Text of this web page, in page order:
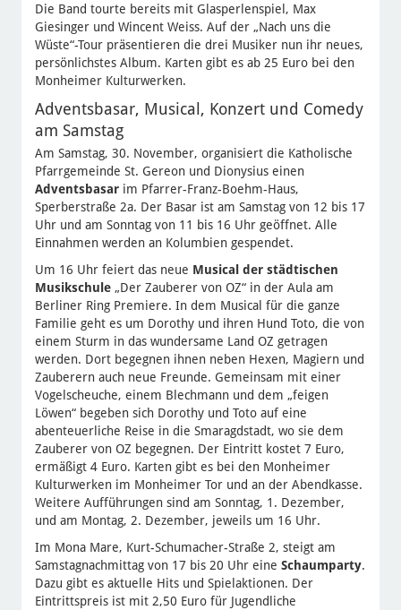
Die Band tourte bereits mit Glasperlenspiel, Max
Giesinger und Wincent Weiss. Auf der „Nach uns die
Wüste“-Tour präsentieren die drei Musiker nun ihr neues,
persönlichstes Album. Karten gibt es ab 25 Euro bei den
Monheimer Kulturwerken.
Adventsbasar, Musical, Konzert und Comedy
am Samstag
Am Samstag, 30. November, organisiert die Katholische
Pfarrgemeinde St. Gereon und Dionysius einen
Adventsbasarim Pfarrer-Franz-Boehm-Haus,
Sperberstraße 2a. Der Basar ist am Samstag von 12 bis 17
Uhr und am Sonntag von 11 bis 16 Uhr geöffnet. Alle
Einnahmen werden an Kolumbien gespendet.
Um 16 Uhr feiert das neue Musical der städtischen
Musikschule„Der Zauberer von OZ“ in der Aula am
Berliner Ring Premiere. In dem Musical für die ganze
Familie geht es um Dorothy und ihren Hund Toto, die von
einem Sturm in das wundersame Land OZ getragen
werden. Dort begegnen ihnen neben Hexen, Magiern und
Zauberern auch neue Freunde. Gemeinsam mit einer
Vogelscheuche, einem Blechmann und dem „feigen
Löwen“ begeben sich Dorothy und Toto auf eine
abenteuerliche Reise in die Smaragdstadt, wo sie dem
Zauberer von OZ begegnen. Der Eintritt kostet 7 Euro,
ermäßigt 4 Euro. Karten gibt es bei den Monheimer
Kulturwerken im Monheimer Tor und an der Abendkasse.
Weitere Aufführungen sind am Sonntag, 1. Dezember,
und am Montag, 2. Dezember, jeweils um 16 Uhr.
Im Mona Mare, Kurt-Schumacher-Straße 2, steigt am
Samstagnachmittag von 17 bis 20 Uhr eine Schaumparty.
Dazu gibt es aktuelle Hits und Spielaktionen. Der
Eintrittspreis ist mit 2,50 Euro für Jugendliche